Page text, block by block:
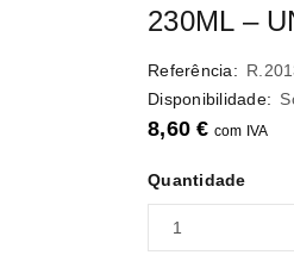
230ML –
Referência:
Disponibilidade:
8,60€ com IVA
Quantidade